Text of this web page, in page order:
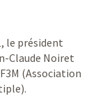
le président
Claude Noiret
(Association